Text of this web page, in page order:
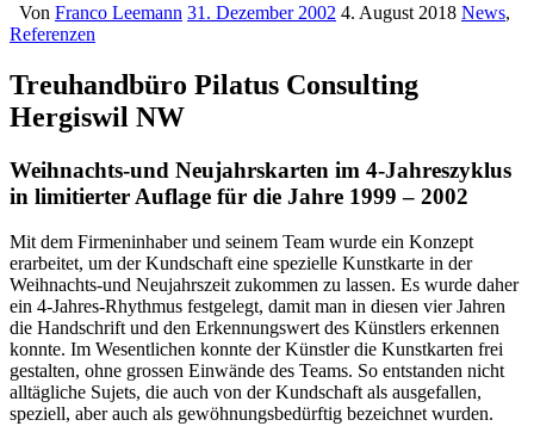
Von Franco Leemann 31. Dezember 2002 4. August 2018 News,
Referenzen
Treuhandbüro Pilatus Consulting
Hergiswil NW
Weihnachts-und Neujahrskarten im 4-Jahreszyklus
in limitierter Auflage für die Jahre 1999 – 2002
Mit dem Firmeninhaber und seinem Team wurde ein Konzept
erarbeitet, um der Kundschaft eine spezielle Kunstkarte in der
Weihnachts-und Neujahrszeit zukommen zu lassen. Es wurde daher
ein 4-Jahres-Rhythmus festgelegt, damit man in diesen vier Jahren
die Handschrift und den Erkennungswert des Künstlers erkennen
konnte. Im Wesentlichen konnte der Künstler die Kunstkarten frei
gestalten, ohne grossen Einwände des Teams. So entstanden nicht
alltägliche Sujets, die auch von der Kundschaft als ausgefallen,
speziell, aber auch als gewöhnungsbedürftig bezeichnet wurden.